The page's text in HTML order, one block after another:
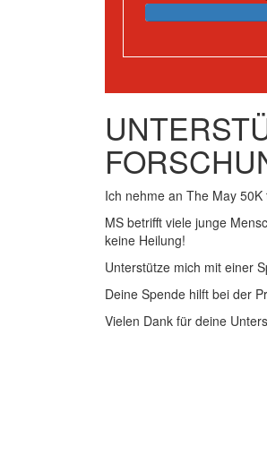
Ich nehme an The May
MS betrifft viele junge
keine Heilung!
Unterstütze mich mit einer
Deine Spende hilft bei der
Vielen Dank für deine